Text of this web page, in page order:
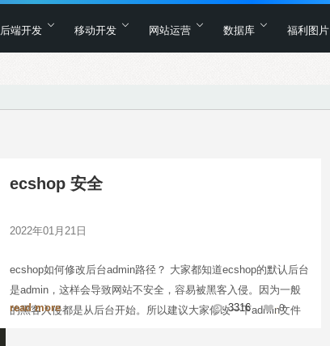
后端开发 移动开发 网站运营 数据库 福利图片
ecshop 安全
2022年01月21日
ecshop如何修改后台admin路径？ 大家都知道ecshop的默认后台
是admin，这样会导致网站不安全，容易被黑客入侵。因为一般
的黑客入侵都是从后台开始。所以建议大家修改一下admin文件
read more 0
3316